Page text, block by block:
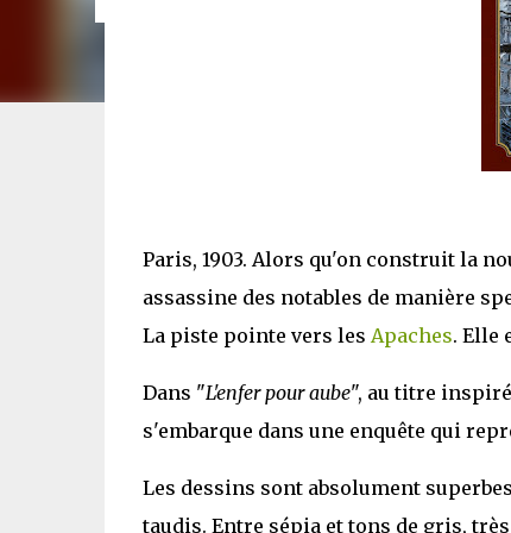
Paris, 1903. Alors qu'on construit la
assassine des notables de manière
La piste pointe vers les Apaches. Elle
Dans "L'enfer pour aube", au titre
s'embarque dans une enquête qui
Les dessins sont absolument
taudis. Entre sépia et tons de gris,